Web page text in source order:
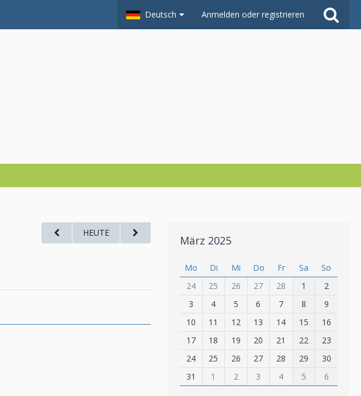
Deutsch Anmelden oder registrieren
HEUTE
März 2025
Mo Di Mi Do Fr Sa
So
24
25 26 27 28 1
2
3
4 5 6 7 8
9
10
11 12 13 14 15
16
17
18 19 20 21 22
23
24
25 26 27 28 29
30
31
1 2 3 4 5 6